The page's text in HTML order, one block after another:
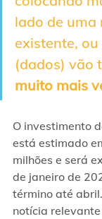
lado de uma
existente,
(dados) vão
muito mais
O investimento
está estimado
milhões e será
de janeiro de
término até
notícia